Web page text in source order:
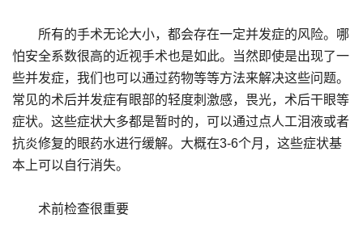
所有的手术无论大小，都会存在一定并发症的风险。哪
怕安全系数很高的近视手术也是如此。当然即使是出现了一
些并发症，我们也可以通过药物等等方法来解决这些问题。
常见的术后并发症有眼部的轻度刺激感，畏光，术后干眼等
症状。这些症状大多都是暂时的，可以通过点人工泪液或者
抗炎修复的眼药水进行缓解。大概在3-6个月，这些症状基
本上可以自行消失。
术前检查很重要